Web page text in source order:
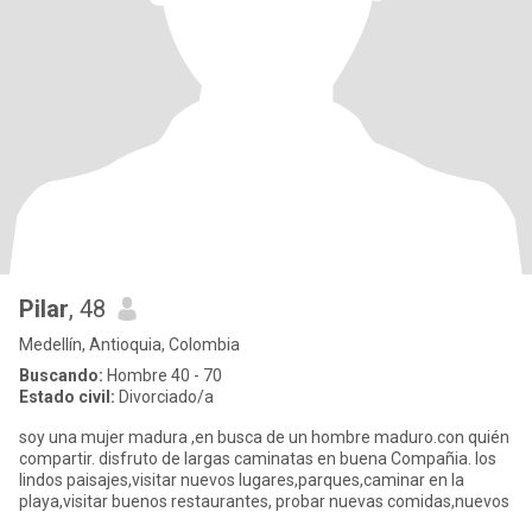
Pilar, 48
Medellín, Antioquia, Colombia
Buscando: Hombre 40 - 70
Estado civil: Divorciado/a
soy una mujer madura ,en busca de un hombre maduro.con quién
compartir. disfruto de largas caminatas en buena Compañia. los
lindos paisajes,visitar nuevos lugares,parques,caminar en la
playa,visitar buenos restaurantes, probar nuevas comidas,nuevos